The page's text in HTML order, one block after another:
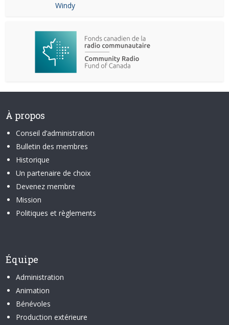
Windy
À propos
Conseil d’administration
Bulletin des membres
Historique
Un partenaire de choix
Devenez membre
Mission
Politiques et règlements
Équipe
Administration
Animation
Bénévoles
Production extérieure